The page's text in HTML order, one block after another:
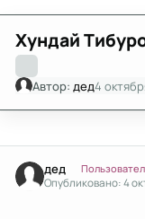
Хундай
Автор: дед4
дед
Опубликовано:4